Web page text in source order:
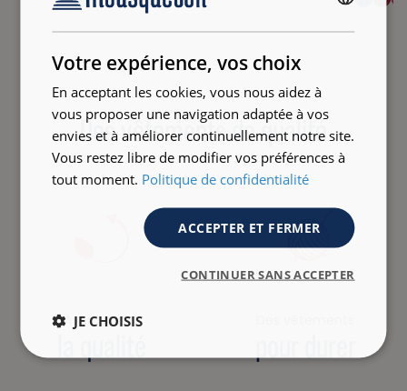
Des vêtements de qualité
Avant tout…
Votre expérience, vos choix
En acceptant les cookies, vous nous aidez à
vous proposer une navigation adaptée à vos
envies et à améliorer continuellement notre site.
Vous restez libre de modifier vos préférences à
tout moment. Politique de confidentialité
ACCEPTER ET FERMER
CONTINUER SANS ACCEPTER
JE CHOISIS